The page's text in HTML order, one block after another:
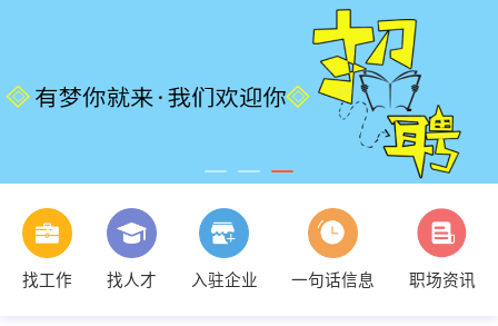
找工作 找人才 入驻企业 一句话信息 职场资讯